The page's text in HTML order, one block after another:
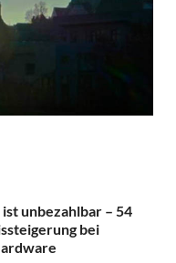
unbezahlbar – 54
bei